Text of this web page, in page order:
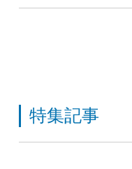
特集記事